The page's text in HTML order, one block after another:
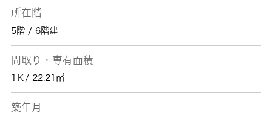
所在階
5階 / 6階建
間取り・専有面積
1Ｋ/ 22.21㎡
築年月